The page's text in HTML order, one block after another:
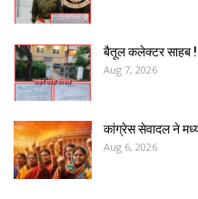
बैतूल कलेक्टर साहब !
Aug 7, 2026
कांग्रेस सेवादल ने
Aug 6, 2026